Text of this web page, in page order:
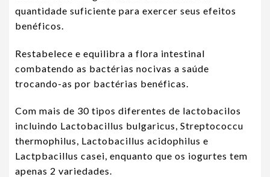
quantidade suficiente para exercer seus efeitos
benéficos.
Restabelece e equilibra a flora intestinal
combatendo as bactérias nocivas a saúde
trocando-as por bactérias benéficas.
Com mais de 30 tipos diferentes de lactobacilos
incluindo Lactobacillus bulgaricus, Streptococcu
thermophilus, Lactobacillus acidophilus e
Lactpbacillus casei, enquanto que os iogurtes tem
apenas 2 variedades.